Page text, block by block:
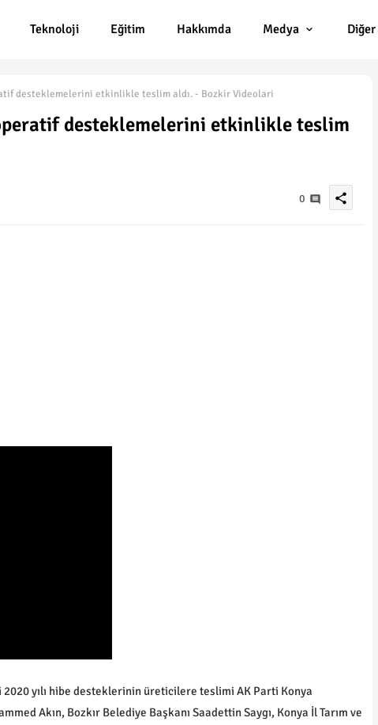
Teknoloji Eğitim Hakkımda Medya Diğer
desteklemelerini etkinlikle teslim aldı. - Bozkir Videolari
desteklemelerini etkinlikle teslim
0 share
2020 yılı hibe desteklerinin üreticilere teslimi AK Parti Konya
Akın, Bozkır Belediye Başkanı Saadettin Saygı, Konya İl Tarım ve